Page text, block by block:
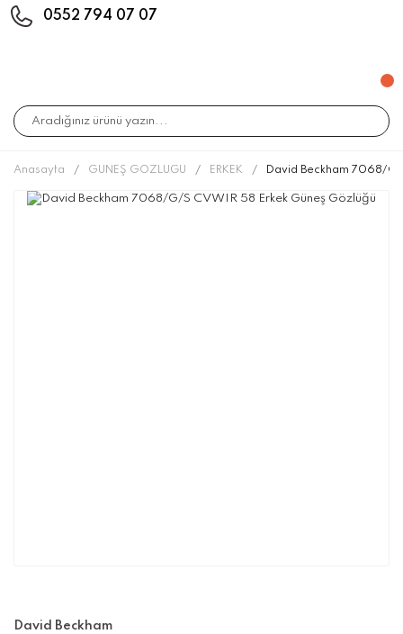
0552 794 07 07
Anasayfa GÜNEŞ GÖZLÜĞÜ ERKEK David Beckham 7068/G/
David Beckham